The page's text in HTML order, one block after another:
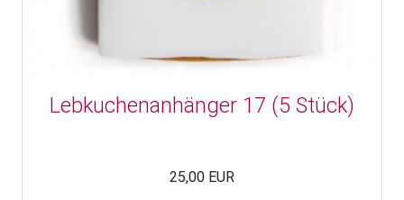
Lebkuchenanhänger 17 (5 Stück)
25,00 EUR